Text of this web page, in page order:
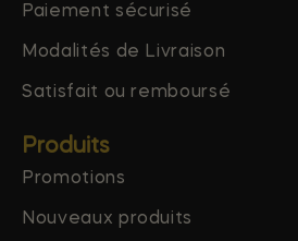
Paiement sécurisé
Modalités de Livraison
Satisfait ou remboursé
Produits
Promotions
Nouveaux produits